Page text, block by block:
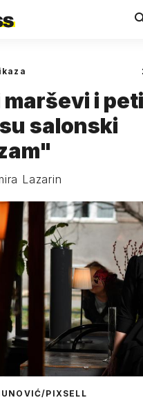
marševi i
salonski
Lazarin
PIXSELL